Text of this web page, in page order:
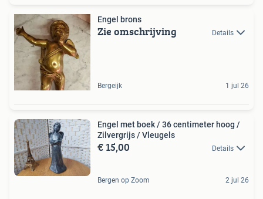
Engel brons
Zie omschrijving Details
Bergeijk 1 jul 26
Engel met boek / 36 centimeter hoog /
Zilvergrijs / Vleugels
€ 15,00 Details
Bergen op Zoom 2 jul 26